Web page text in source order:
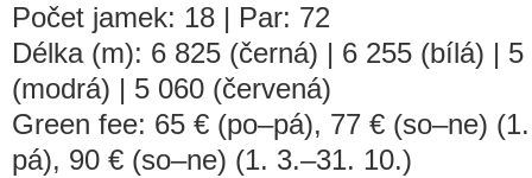
Počet jamek: 18 | Par: 72
Délka (m): 6 825 (černá) | 6 255 (bílá) |
(modrá) | 5 060 (červená)
Green fee: 65 € (po–pá), 77 € (so–ne)
pá), 90 € (so–ne) (1. 3.–31. 10.)